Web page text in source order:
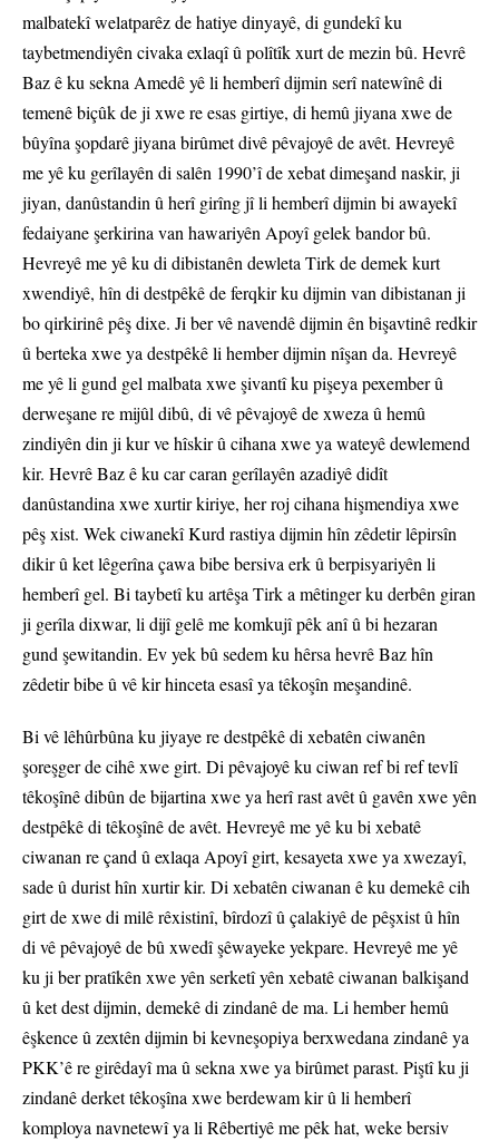
malbatekî welatparêz de hatiye dinyayê, di gundekî ku
taybetmendiyên civaka exlaqî û polîtîk xurt de mezin bû. Hevrê
Baz ê ku sekna Amedê yê li hemberî dijmin serî natewînê di
temenê biçûk de ji xwe re esas girtiye, di hemû jiyana xwe de
bûyîna şopdarê jiyana birûmet divê pêvajoyê de avêt. Hevreyê
me yê ku gerîlayên di salên 1990’î de xebat dimeşand naskir, ji
jiyan, danûstandin û herî girîng jî li hemberî dijmin bi awayekî
fedaiyane şerkirina van hawariyên Apoyî gelek bandor bû.
Hevreyê me yê ku di dibistanên dewleta Tirk de demek kurt
xwendiyê, hîn di destpêkê de ferqkir ku dijmin van dibistanan ji
bo qirkirinê pêş dixe. Ji ber vê navendê dijmin ên bişavtinê redkir
û berteka xwe ya destpêkê li hember dijmin nîşan da. Hevreyê
me yê li gund gel malbata xwe şivantî ku pişeya pexember û
derweşane re mijûl dibû, di vê pêvajoyê de xweza û hemû
zindiyên din ji kur ve hîskir û cihana xwe ya wateyê dewlemend
kir. Hevrê Baz ê ku car caran gerîlayên azadiyê didît
danûstandina xwe xurtir kiriye, her roj cihana hişmendiya xwe
pêş xist. Wek ciwanekî Kurd rastiya dijmin hîn zêdetir lêpirsîn
dikir û ket lêgerîna çawa bibe bersiva erk û berpisyariyên li
hemberî gel. Bi taybetî ku artêşa Tirk a mêtinger ku derbên giran
ji gerîla dixwar, li dijî gelê me komkujî pêk anî û bi hezaran
gund şewitandin. Ev yek bû sedem ku hêrsa hevrê Baz hîn
zêdetir bibe û vê kir hinceta esasî ya têkoşîn meşandinê.
Bi vê lêhûrbûna ku jiyaye re destpêkê di xebatên ciwanên
şoreşger de cihê xwe girt. Di pêvajoyê ku ciwan ref bi ref tevlî
têkoşînê dibûn de bijartina xwe ya herî rast avêt û gavên xwe yên
destpêkê di têkoşînê de avêt. Hevreyê me yê ku bi xebatê
ciwanan re çand û exlaqa Apoyî girt, kesayeta xwe ya xwezayî,
sade û durist hîn xurtir kir. Di xebatên ciwanan ê ku demekê cih
girt de xwe di milê rêxistinî, bîrdozî û çalakiyê de pêşxist û hîn
di vê pêvajoyê de bû xwedî şêwayeke yekpare. Hevreyê me yê
ku ji ber pratîkên xwe yên serketî yên xebatê ciwanan balkişand
û ket dest dijmin, demekê di zindanê de ma. Li hember hemû
êşkence û zextên dijmin bi kevneşopiya berxwedana zindanê ya
PKK’ê re girêdayî ma û sekna xwe ya birûmet parast. Piştî ku ji
zindanê derket têkoşîna xwe berdewam kir û li hemberî
komploya navnetewî ya li Rêbertiyê me pêk hat, weke bersiv